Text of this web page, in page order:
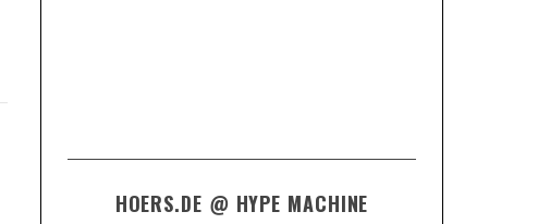
HOERS.DE @ HYPE MACHINE